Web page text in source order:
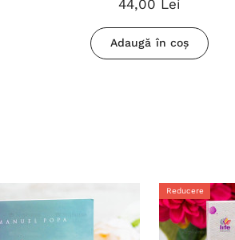
44,00 Lei
Adaugă în coș
Reducere